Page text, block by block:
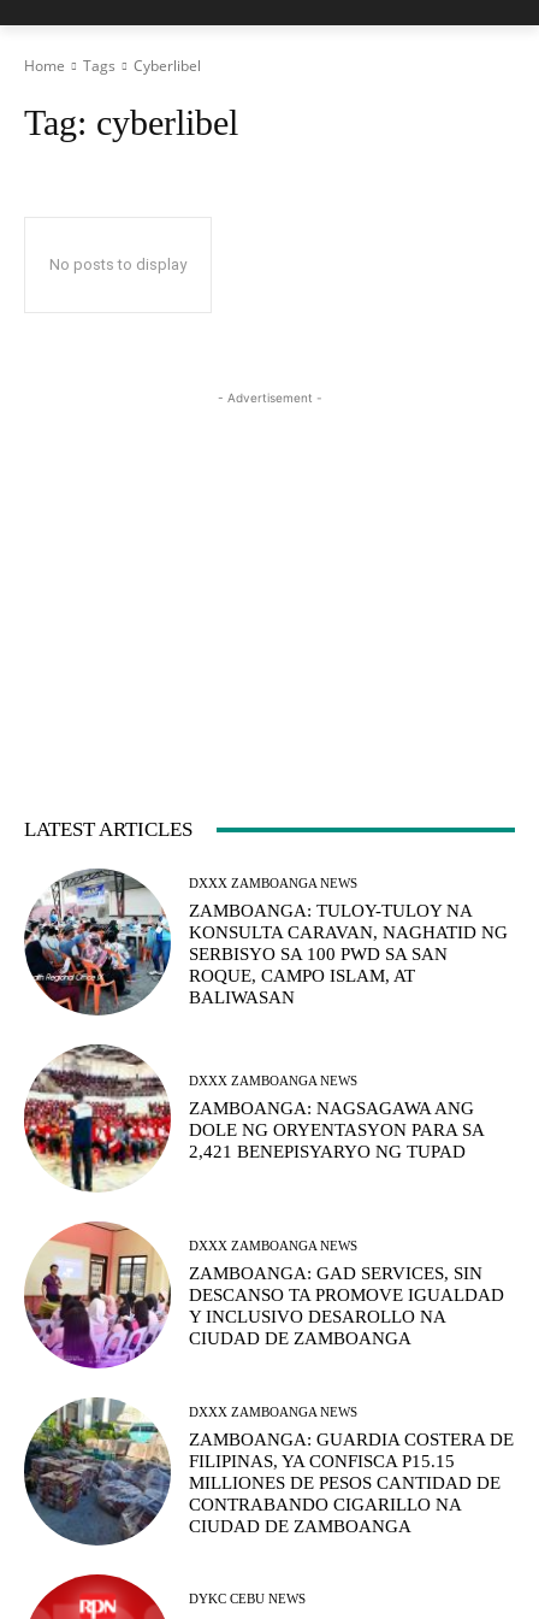
Home Tags Cyberlibel
Tag: cyberlibel
No posts to display
- Advertisement -
LATEST ARTICLES
DXXX ZAMBOANGA NEWS
ZAMBOANGA: TULOY-TULOY NA
KONSULTA CARAVAN, NAGHATID NG
SERBISYO SA 100 PWD SA SAN
ROQUE, CAMPO ISLAM, AT
BALIWASAN
DXXX ZAMBOANGA NEWS
ZAMBOANGA: NAGSAGAWA ANG
DOLE NG ORYENTASYON PARA SA
2,421 BENEPISYARYO NG TUPAD
DXXX ZAMBOANGA NEWS
ZAMBOANGA: GAD SERVICES, SIN
DESCANSO TA PROMOVE IGUALDAD
Y INCLUSIVO DESAROLLO NA
CIUDAD DE ZAMBOANGA
DXXX ZAMBOANGA NEWS
ZAMBOANGA: GUARDIA COSTERA DE
FILIPINAS, YA CONFISCA P15.15
MILLIONES DE PESOS CANTIDAD DE
CONTRABANDO CIGARILLO NA
CIUDAD DE ZAMBOANGA
DYKC CEBU NEWS